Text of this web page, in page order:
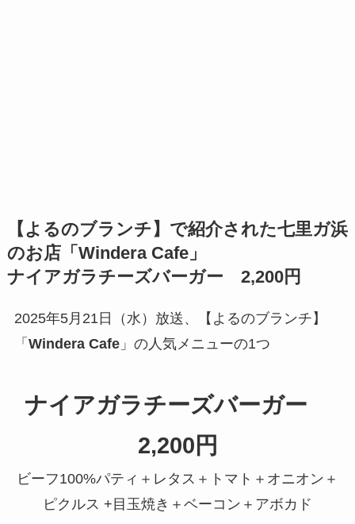
【よるのブランチ】で紹介された七里ガ浜
のお店「Windera Cafe」
ナイアガラチーズバーガー 2,200円
2025年5月21日（水）放送、【よるのブランチ】
「 Windera Cafe」の人気メニューの1つ
ナイアガラチーズバーガー
2,200円
ビーフ100%パティ＋レタス＋トマト＋オニオン＋
ピクルス +目玉焼き＋ベーコン＋アボカド